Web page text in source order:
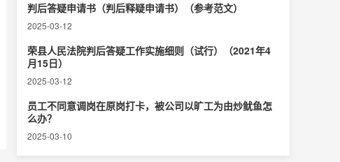
判后答疑申请书（判后释疑申请书）（参考范文）
2025-03-12
荣县人民法院判后答疑工作实施细则（试行）（2021年4
月15日）
2025-03-12
员工不同意调岗在原岗打卡，被公司以旷工为由炒鱿鱼怎
么办？
2025-03-10